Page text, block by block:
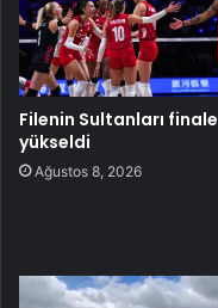
Filenin Sultanları finale
yükseldi
Ağustos 8, 2026